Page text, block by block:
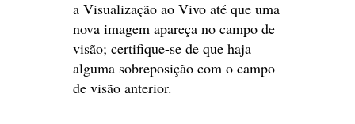
a Visualização ao Vivo até que uma
nova imagem apareça no campo de
visão; certifique-se de que haja
alguma sobreposição com o campo
de visão anterior.